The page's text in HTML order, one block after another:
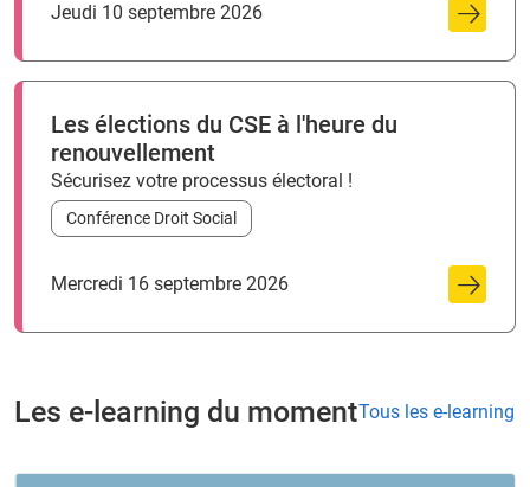
Jeudi 10 septembre 2026
Les élections du CSE à l'heure du
renouvellement
Sécurisez votre processus électoral !
Conférence Droit Social
Mercredi 16 septembre 2026
Les e-learning du momentTous les e-learning